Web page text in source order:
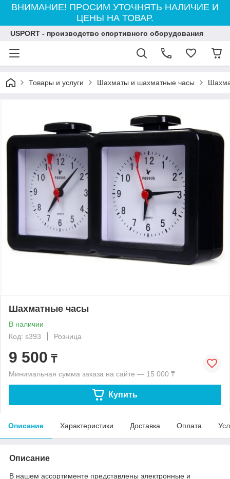
ВНИМАНИЕ! ПРОСИМ УТОЧНЯТЬ НАЛИЧИЕ И
ЦЕНЫ НА ТОВАР.
USPORT - производство спортивного оборудования
Товары и услуги Шахматы и шахматные часы
Шахматные часы
В наличии
Код: s393
Розница
9 500 ₸
Минимальная сумма заказа на сайте — 15 000 ₸
Купить
Описание Характеристики Доставка Оплата
Описание
В нашем ассортименте представлены электронные и